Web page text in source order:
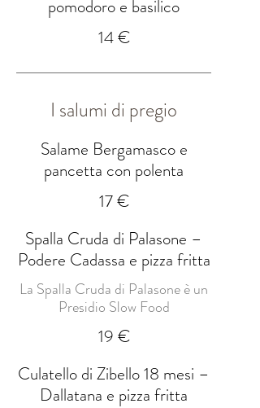
pomodoro e basilico
14 €
I salumi di pregio
Salame Bergamasco e
pancetta con polenta
17 €
Spalla Cruda di Palasone –
Podere Cadassa e pizza fritta
La Spalla Cruda di Palasone è un
Presidio Slow Food
19 €
Culatello di Zibello 18 mesi –
Dallatana e pizza fritta